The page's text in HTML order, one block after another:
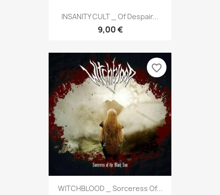
INSANITY CULT _ Of Despair...
9,00 €
WITCHBLOOD _ Sorceress Of...
favorite_border